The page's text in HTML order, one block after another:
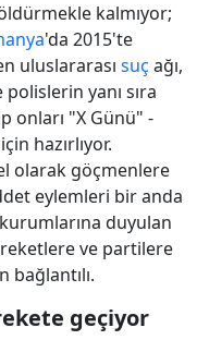
kalmıyor;
'da 2015'te
uluslararası suç ağı,
yanı sıra
onları "X Günü" -
hazırlıyor.
olarak göçmenlere
eylemleri bir anda
duyulan
ve partilere
bağlantılı.
geçiyor